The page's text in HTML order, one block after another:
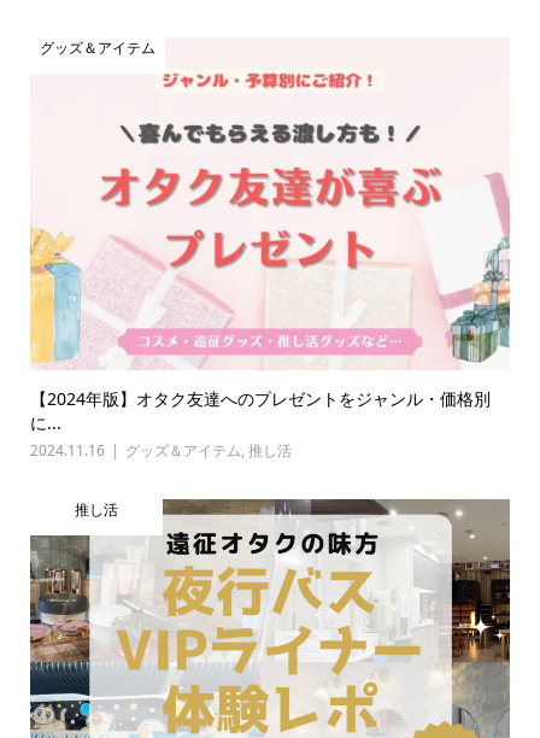
グッズ＆アイテム
【2024年版】オタク友達へのプレゼントをジャンル・価格別
に...
2024.11.16 グッズ＆アイテム, 推し活
推し活